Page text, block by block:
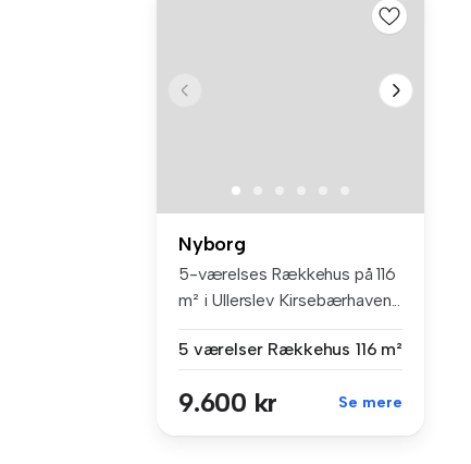
Nyborg
5-værelses Rækkehus på 116
m² i Ullerslev Kirsebærhaven...
5 værelser Rækkehus 116 m²
9.600 kr Se mere